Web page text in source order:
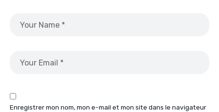
Enregistrer mon nom, mon e-mail et mon site dans le navigateur